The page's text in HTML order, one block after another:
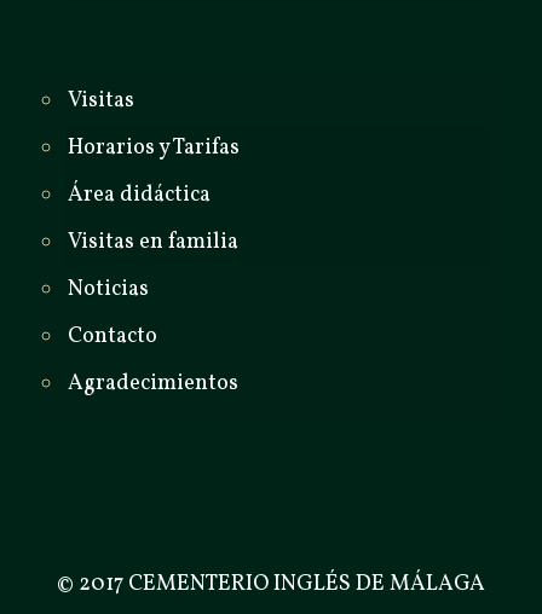
Visitas
Horarios y Tarifas
Área didáctica
Visitas en familia
Noticias
Contacto
Agradecimientos
© 2017 CEMENTERIO INGLÉS DE MÁLAGA